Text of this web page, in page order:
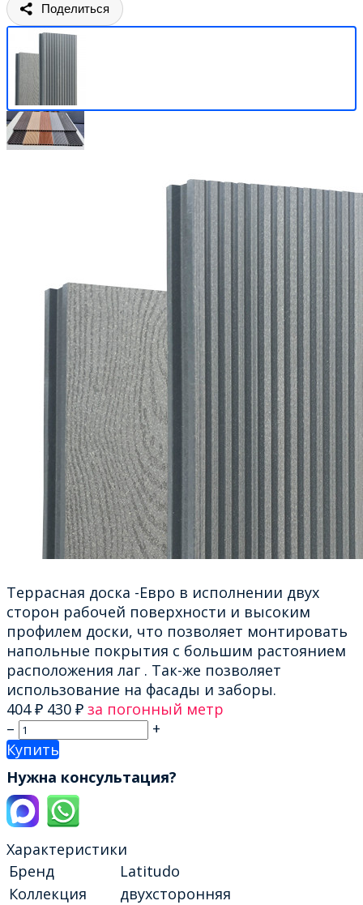
Поделиться
Террасная доска -Евро в исполнении двух
сторон рабочей поверхности и высоким
профилем доски, что позволяет монтировать
напольные покрытия с большим растоянием
расположения лаг . Так-же позволяет
использование на фасады и заборы.
404₽ 430 ₽ за погонный метр
–
+
Купить
Нужна консультация?
Характеристики
Бренд
Latitudo
Коллекция
двухсторонняя